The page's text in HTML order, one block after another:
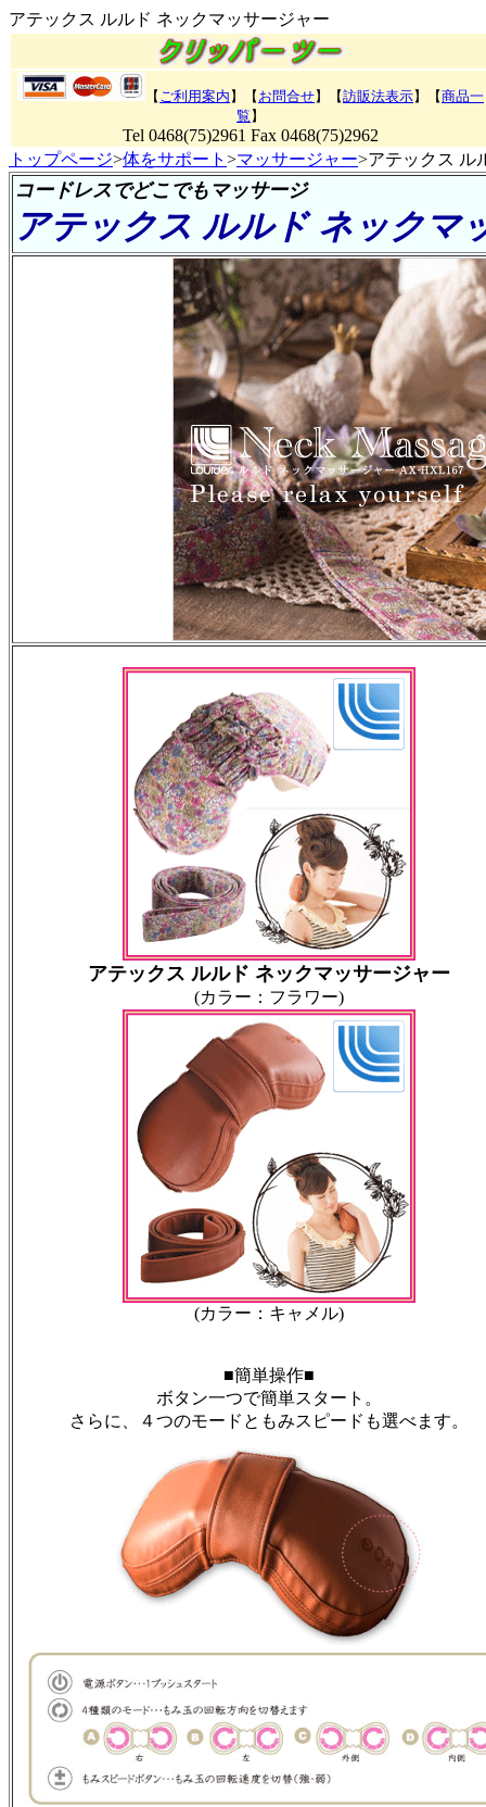
アテックス ルルド ネックマッサージャー
【 ご利用案内 】【 お問合せ】【訪販法表示】【商品一
覧 】
Tel 0468(75)2961 Fax 0468(75)2962
トップページ>体をサポート >マッサージャー>アテックス ル
コードレスでどこでもマッサージ
アテックス ルルド ネックマ
アテックス ルルド ネックマッサージャー
(カラー：フラワー)
(カラー：キャメル)
■簡単操作■
ボタン一つで簡単スタート。
さらに、４つのモードともみスピードも選べます。